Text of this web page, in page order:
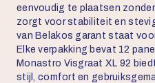
eenvoudig te plaatsen
zorgt voor stabiliteit en
van Belakos garant staat
Elke verpakking bevat 12
Monastro Visgraat XL 92
stijl, comfort en